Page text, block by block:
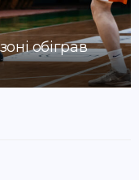
обіграв